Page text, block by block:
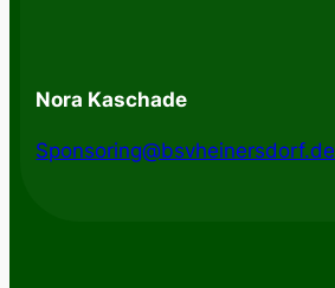
Nora Kaschade
Sponsoring@bsvheinersdorf.de